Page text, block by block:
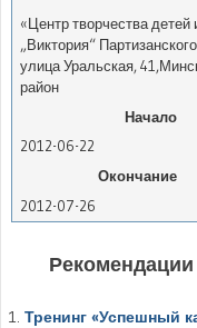
«Центр творчества
„Виктория“
улица Уральская, 41 ,
район
Начало
2012-06-22
Окончание
2012-07-26
Тренинг «Успешный